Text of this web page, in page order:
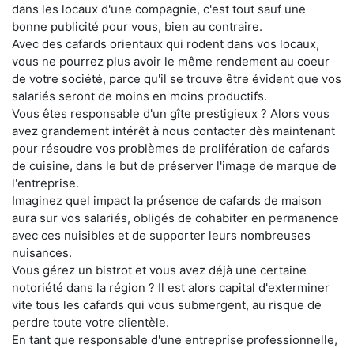
dans les locaux d'une compagnie, c'est tout sauf une
bonne publicité pour vous, bien au contraire.
Avec des cafards orientaux qui rodent dans vos locaux,
vous ne pourrez plus avoir le même rendement au coeur
de votre société, parce qu'il se trouve être évident que vos
salariés seront de moins en moins productifs.
Vous êtes responsable d'un gîte prestigieux ? Alors vous
avez grandement intérêt à nous contacter dès maintenant
pour résoudre vos problèmes de prolifération de cafards
de cuisine, dans le but de préserver l'image de marque de
l'entreprise.
Imaginez quel impact la présence de cafards de maison
aura sur vos salariés, obligés de cohabiter en permanence
avec ces nuisibles et de supporter leurs nombreuses
nuisances.
Vous gérez un bistrot et vous avez déjà une certaine
notoriété dans la région ? Il est alors capital d'exterminer
vite tous les cafards qui vous submergent, au risque de
perdre toute votre clientèle.
En tant que responsable d'une entreprise professionnelle,